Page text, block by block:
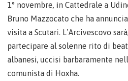
1° novembre, in Cattedrale a
Bruno Mazzocato che ha
visita a Scutari. L’Arcivescovo
partecipare al solenne rito di
albanesi, uccisi barbaramente
comunista di Hoxha.